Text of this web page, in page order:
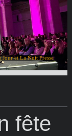
Jour et La Nuit Presse
fête